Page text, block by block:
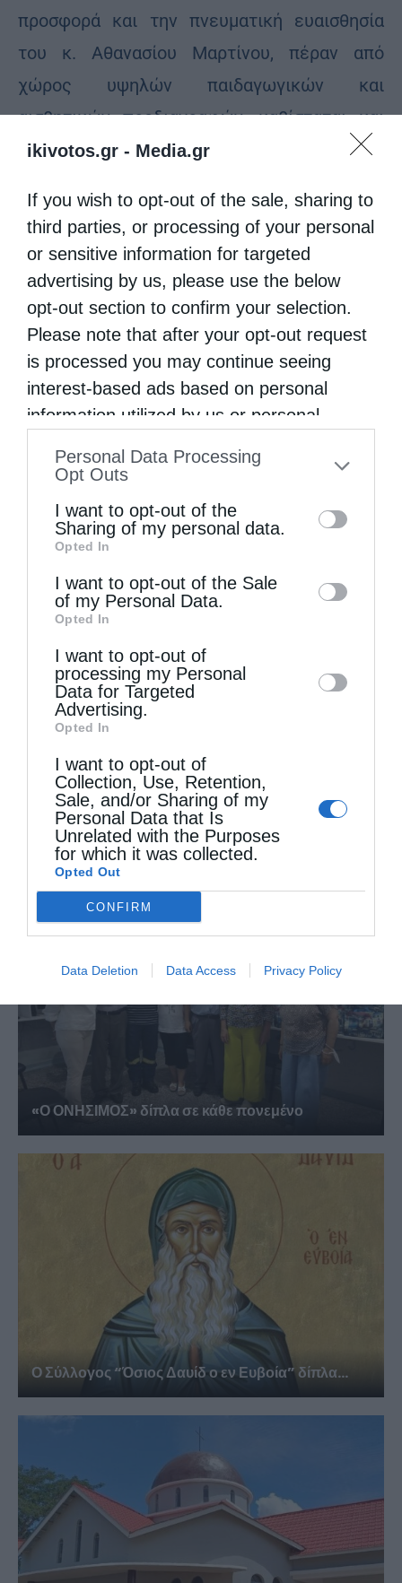
ikivotos.gr - Media.gr
If you wish to opt-out of the sale, sharing to
third parties, or processing of your personal
or sensitive information for targeted
advertising by us, please use the below
opt-out section to confirm your selection.
Please note that after your opt-out request
is processed you may continue seeing
interest-based ads based on personal
information utilized by us or personal
to your opt-out. You may separately opt-out
information by third parties on the IAB’s list
of downstream participants. This
information may also be disclosed by us to
third parties on theIAB’s List of
Downstream Participants
disclose it to other third parties.
Personal Data Processing
Opt Outs
I want to opt-out of the
Sharing of my personal data.
Opted In
I want to opt-out of the Sale
of my Personal Data.
Opted In
I want to opt-out of
processing my Personal
Data for Targeted
Advertising.
Opted In
I want to opt-out of
Collection, Use, Retention,
Sale, and/or Sharing of my
Personal Data that Is
Unrelated with the Purposes
for which it was collected.
Opted Out
CONFIRM
Data Deletion Data Access Privacy Policy
προσφορά και την πνευματική ευαισθησία
του κ. Αθανασίου Μαρτίνου, πέραν από
χώρος υψηλών παιδαγωγικών και
αισθητικών προδιαγραφών, καθίσταται και
μέσον ένταξης των μικρών παιδιών μας στην
Με την ευλογία του Θεού και τη
συμπαράσταση του Μητροπολίτη μας κ.
Ιγνατίου, προσευχόμαστε να αποδώσει
πλούσιους πνευματικούς και παιδαγωγικούς
καρπούς.
ΑΘΑΝΆΣΙΟΣ ΜΑΡΤΊΝΟΣ ΒΌΛΟΣ
ΔΗΜΙΟΥΡΓΙΚΉ ΑΠΑΣΧΌΛΗΣΗ
Ο ΜΙΚΡΌΣ ΠΑΡΆΔΕΙΣΟΣ
ΠΑΙΔΙΆ
ΜΟΙΡΑΣΟΥ 0
Προηγούμενο άρθρο
Το Μυστήριο της Ιεράς Εξομολογήσεως στην Εποχή μας
Από την Ιστορία μιας παραδοσιακής ταξινόμησης: ‘Δεξιά’ κι
‘Αριστερά’
ΔΕΙΤΕ ΕΠΙΣΗΣ
«Ο ΟΝΗΣΙΜΟΣ» δίπλα σε κάθε πονεμένο
Ο Σύλλογος “Όσιος Δαυίδ ο εν Ευβοία” δίπλα...